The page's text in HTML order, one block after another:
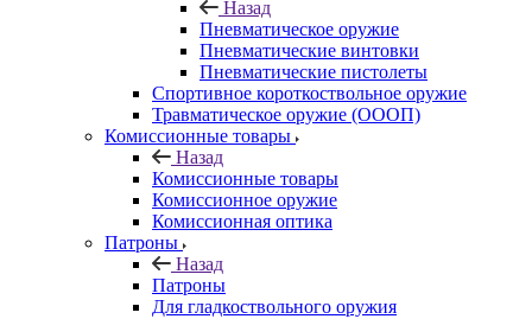
Назад
Пневматическое оружие
Пневматические винтовки
Пневматические пистолеты
Спортивное короткоствольное оружие
Травматическое оружие (ОООП)
Комиссионные товары
Назад
Комиссионные товары
Комиссионное оружие
Комиссионная оптика
Патроны
Назад
Патроны
Для гладкоствольного оружия